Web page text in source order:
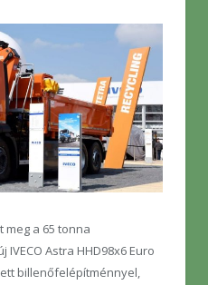
a 65 tonna
Astra HHD98x6 Euro
billenőfelépítménnyel,